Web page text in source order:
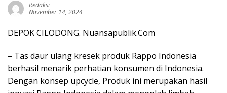
Redaksi
November 14, 2024
DEPOK CILODONG. Nuansapublik.Com
– Tas daur ulang kresek produk Rappo Indonesia
berhasil menarik perhatian konsumen di Indonesia.
Dengan konsep upcycle, Produk ini merupakan hasil